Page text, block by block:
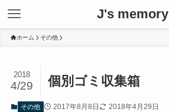
J's memory
ホーム その他
個別ゴミ収集箱
2018
4/29
その他 2017年8月8日 2018年4月29日